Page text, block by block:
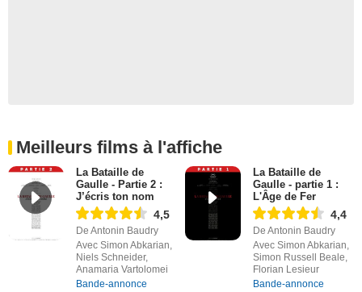
Meilleurs films à l'affiche
La Bataille de
Gaulle - Partie 2 :
J’écris ton nom
4,5
De Antonin Baudry
Avec Simon Abkarian,
Niels Schneider,
Anamaria Vartolomei
Bande-annonce
La Bataille de
Gaulle - partie 1 :
L'Âge de Fer
4,4
De Antonin Baudry
Avec Simon Abkarian,
Simon Russell Beale,
Florian Lesieur
Bande-annonce